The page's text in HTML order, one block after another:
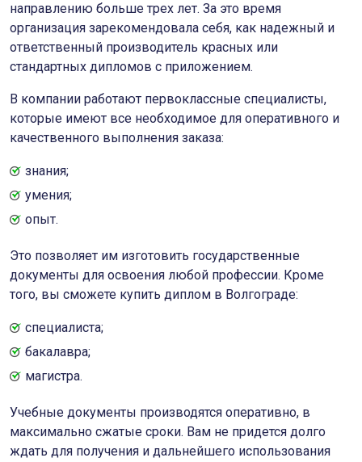
направлению больше трех лет. За это время
организация зарекомендовала себя, как надежный и
ответственный производитель красных или
стандартных дипломов с приложением.
В компании работают первоклассные специалисты,
которые имеют все необходимое для оперативного и
качественного выполнения заказа:
знания;
умения;
опыт.
Это позволяет им изготовить государственные
документы для освоения любой профессии. Кроме
того, вы сможете купить диплом в Волгограде:
специалиста;
бакалавра;
магистра.
Учебные документы производятся оперативно, в
максимально сжатые сроки. Вам не придется долго
ждать для получения и дальнейшего использования